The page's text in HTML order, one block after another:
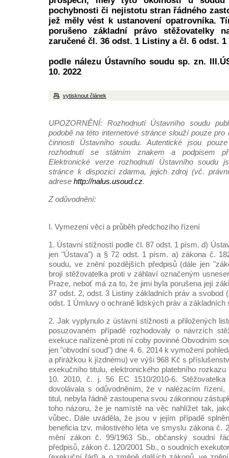
pochybnosti či nejistotu stran řádného
jež měly vést k ustanovení opatrovníka.
porušeno základní právo stěžovatelky
zaručené čl. 36 odst. 1 Listiny a čl. 6 odst. 1
podle nálezu Ústavního soudu sp. zn.
10. 2022
vytisknout článek
UPOZORNĚNÍ: Rozhodnutí Ústavního soudu
podobě na této internetové stránce slouží pouze
činnosti Ústavního soudu. Autentické jsou
rozhodnutí se státním znakem a podpisem
Elektronické verze rozhodnutí Ústavního soudu
stránce k dispozici zdarma, jejich zdroj (vč.
adrese http://nalus.usoud.cz.
Z odůvodnění:
I. Vymezení věci a průběh předchozího řízení
1. Ústavní stížností podle čl. 87 odst. 1 písm. d)
jen "Ústava") a § 72 odst. 1 písm. a) zákona č.
soudu, ve znění pozdějších předpisů (dále jen
brojí stěžovatelka proti v záhlaví označeným
Praze, neboť má za to, že jimi byla porušena její
37 odst. 2, odst. 3 Listiny základních práv a svobod
odst. 1 Úmluvy o ochraně lidských práv a základních
2. Jak vyplynulo z ústavní stížnosti a přiložených
posuzovaném případě rozhodovaly o návrzích
exekuce nařízené proti ní coby povinné Obvodním
jen "obvodní soud") dne 4. 6. 2014 k vymožení
a přirážkou k jízdnému) ve výši 968 Kč s
exekučního titulu, elektronického platebního
10. 2010, č. j. 56 EC 1510/2010-6.
dovolávala s odůvodněním, že v nalézacím
titul, nebyla řádně zastoupena svou zákonnou
toho názoru, že je namístě na věc nahlížet tak,
vůbec. Dále uváděla, že jsou v jejím případě
beneficia tzv. milostivého léta ve smyslu zákona č.
mění zákon č. 99/1963 Sb., občanský soudní
předpisů, zákon č. 120/2001 Sb., o soudních